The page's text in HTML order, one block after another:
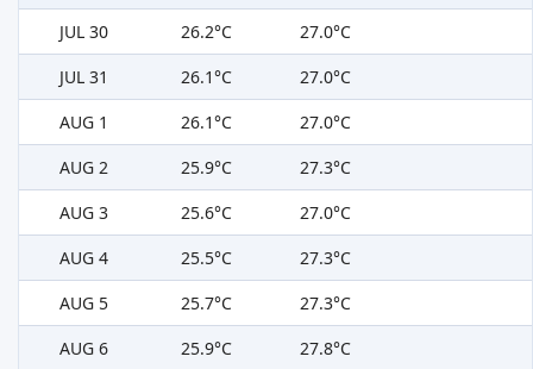
JUL 30
26.2°C
27.0°C
JUL 31
26.1°C
27.0°C
AUG 1
26.1°C
27.0°C
AUG 2
25.9°C
27.3°C
AUG 3
25.6°C
27.0°C
AUG 4
25.5°C
27.3°C
AUG 5
25.7°C
27.3°C
AUG 6
25.9°C
27.8°C